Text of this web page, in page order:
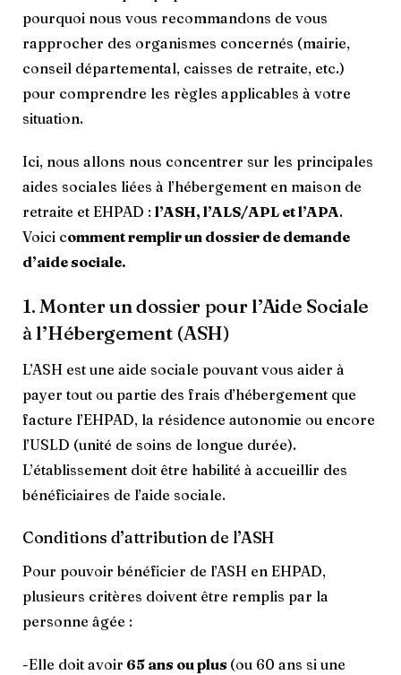
pourquoi nous vous recommandons de vous
rapprocher des organismes concernés (mairie,
conseil départemental, caisses de retraite, etc.)
pour comprendre les règles applicables à votre
situation.
Ici, nous allons nous concentrer sur les principales
aides sociales liées à l’hébergement en maison de
retraite et EHPAD : l’ASH, l’ALS/APL et l’APA.
Voici comment remplir un dossier de demande
d’aide sociale.
1. Monter un dossier pour l’Aide Sociale
à l’Hébergement (ASH)
L’ASH est une aide sociale pouvant vous aider à
payer tout ou partie des frais d’hébergement que
facture l’EHPAD, la résidence autonomie ou encore
l’USLD (unité de soins de longue durée).
L’établissement doit être habilité à accueillir des
bénéficiaires de l’aide sociale.
Conditions d’attribution de l’ASH
Pour pouvoir bénéficier de l’ASH en EHPAD,
plusieurs critères doivent être remplis par la
personne âgée :
-Elle doit avoir 65 ans ou plus (ou 60 ans si une